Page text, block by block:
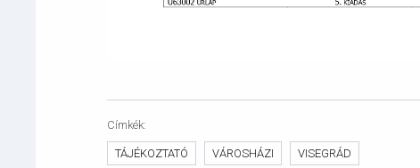
Címkék
TÁJÉKOZTATÓ VÁROSHÁZI VISEGRÁD